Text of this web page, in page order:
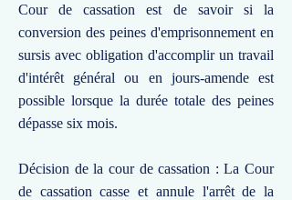
Cour de cassation est de savoir si la
conversion des peines d'emprisonnement en
sursis avec obligation d'accomplir un travail
d'intérêt général ou en jours-amende est
possible lorsque la durée totale des peines
dépasse six mois.
Décision de la cour de cassation : La Cour
de cassation casse et annule l'arrêt de la